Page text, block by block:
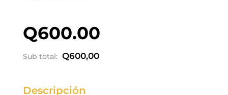
Q600.00
Sub total: Q600,00
Descripción